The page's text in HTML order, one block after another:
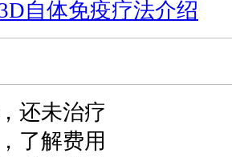
自体免疫疗法介绍
还未治疗
了解费用